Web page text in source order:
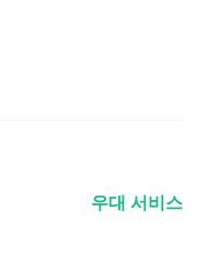
우대 서비스